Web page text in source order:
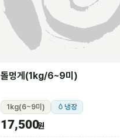
돌멍게(1kg/6~9미)
1kg(6~9미) 냉장
17,500원